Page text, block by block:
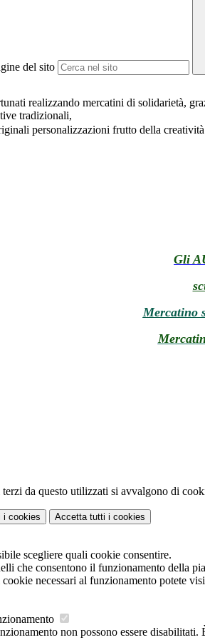
del sito
realizzando mercatini di solidarietà,
tradizionali,
personalizzazioni frutto della
Gli
Mercatino
da questo utilizzati si avvalgono di
i cookies Accetta tutti i cookies
scegliere quali cookie consentire.
che consentono il funzionamento della
necessari al funzionamento potete
non possono essere